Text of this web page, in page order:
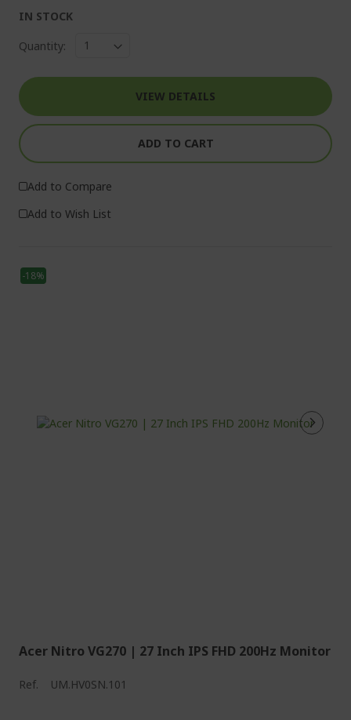
IN STOCK
Quantity:
VIEW DETAILS
ADD TO CART
Add to Compare
Add to Wish List
-18%
Acer Nitro VG270 | 27 Inch IPS FHD 200Hz Monitor
Ref. UM.HV0SN.101